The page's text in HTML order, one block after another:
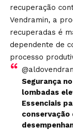
recuperação
Vendramin, a
recuperadas é
dependente de
processo
Segurança
lombadas
Essenciais
conservação